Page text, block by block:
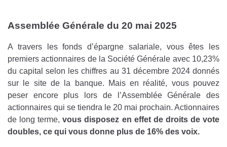
Assemblée Générale du 20 mai 2025
A travers les fonds d’épargne salariale, vous êtes les
premiers actionnaires de la Société Générale avec 10,23%
du capital selon les chiffres au 31 décembre 2024 donnés
sur le site de la banque. Mais en réalité, vous pouvez
peser encore plus lors de l’Assemblée Générale des
actionnaires qui se tiendra le 20 mai prochain. Actionnaires
de long terme,vous disposez en effet de droits de vote
doubles, ce qui vous donne plus de 16% des voix.